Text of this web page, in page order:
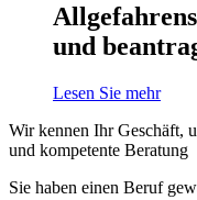
und
Lesen Sie mehr
Wir kennen Ihr Geschäft,
und kompetente Beratung
Sie haben einen Beruf